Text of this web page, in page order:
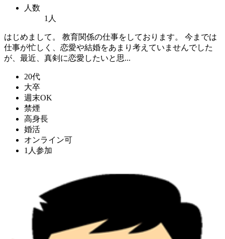
人数
1人
はじめまして。 教育関係の仕事をしております。 今までは
仕事が忙しく、恋愛や結婚をあまり考えていませんでした
が、最近、真剣に恋愛したいと思...
20代
大卒
週末OK
禁煙
高身長
婚活
オンライン可
1人参加